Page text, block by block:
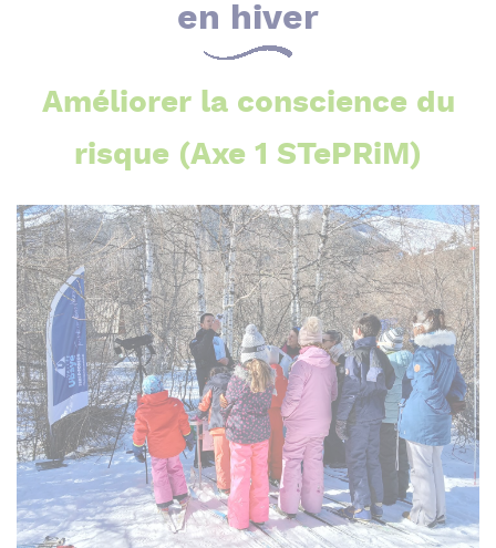
en hiver
Améliorer la conscience du
risque (Axe 1 STePRiM)